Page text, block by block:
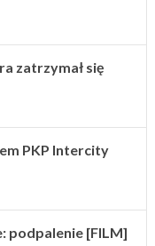
zatrzymał się
PKP Intercity
podpalenie [FILM]